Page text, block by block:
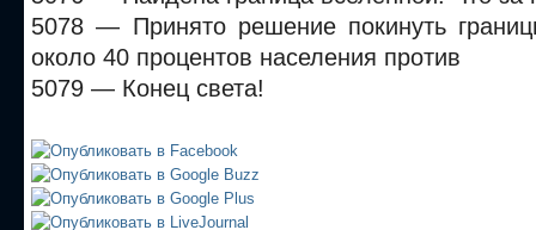
5078 — Принято решение покинуть
около 40 процентов населения против
5079 — Конец света!